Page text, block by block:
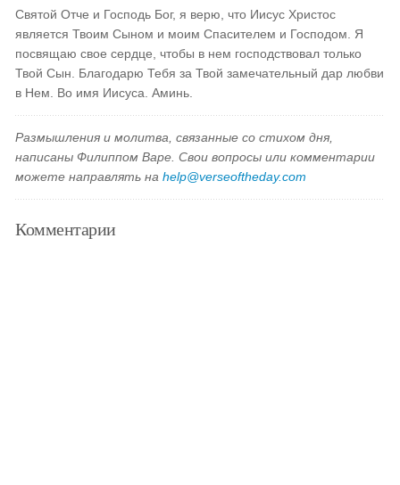
Святой Отче и Господь Бог, я верю, что Иисус Христос
является Твоим Сыном и моим Спасителем и Господом. Я
посвящаю свое сердце, чтобы в нем господствовал только
Твой Сын. Благодарю Тебя за Твой замечательный дар любви
в Нем. Во имя Иисуса. Аминь.
Размышления и молитва, связанные со стихом дня,
написаны Филиппом Варе. Свои вопросы или комментарии
можете направлять наhelp@verseoftheday.com
Комментарии